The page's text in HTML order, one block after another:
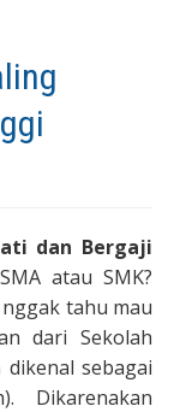
dan Bergaji
atau SMK?
tahu mau
dari Sekolah
sebagai
Dikarenakan